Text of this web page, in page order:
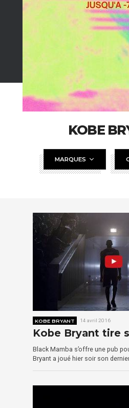
KOBE
MARQUES
KOBE BRYANT 14 avril 2016
Kobe Bryant tire
Black Mamba s’offre une pub
Bryant a joué hier soir son